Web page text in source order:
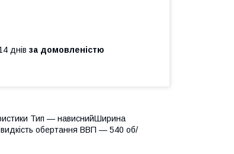
днів за домовленістю
Тип — нависнийШирина
обертання ВВП — 540 об/